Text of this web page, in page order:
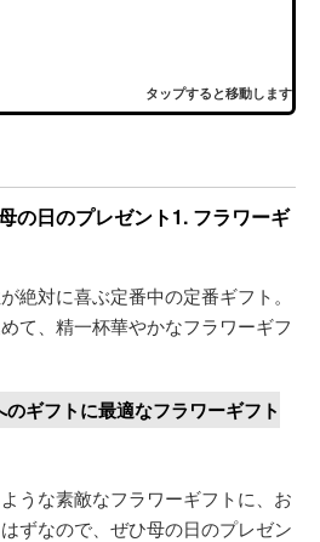
タップすると移動します
の日のプレゼント1. フラワーギ
絶対に喜ぶ定番中の定番ギフト。
て、精一杯華やかなフラワーギフ
ギフトに最適なフラワーギフト
うな素敵なフラワーギフトに、お
ずなので、ぜひ母の日のプレゼン